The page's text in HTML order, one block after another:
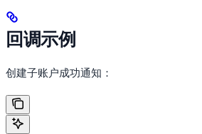
回调示例
创建子账户成功通知：